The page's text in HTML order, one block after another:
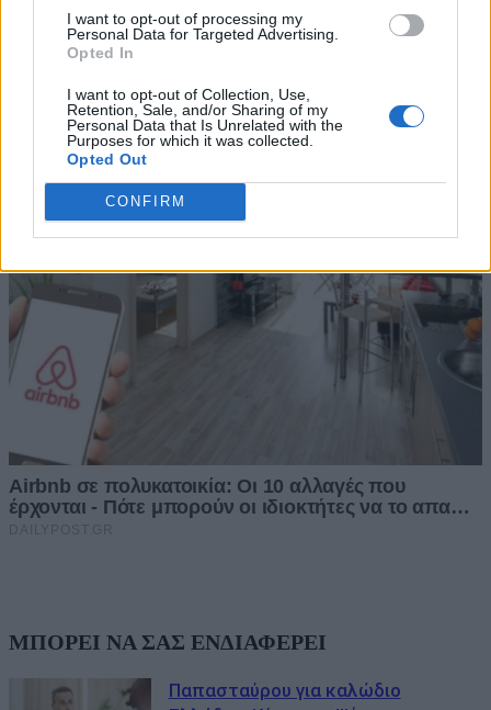
I want to opt-out of processing my
Personal Data for Targeted Advertising.
Opted In
I want to opt-out of Collection, Use,
Retention, Sale, and/or Sharing of my
Personal Data that Is Unrelated with the
Purposes for which it was collected.
Opted Out
CONFIRM
ΜΠΟΡΕΙ ΝΑ ΣΑΣ ΕΝΔΙΑΦΕΡΕΙ
Παπασταύρου για καλώδιο